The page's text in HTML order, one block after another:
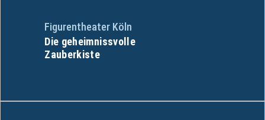
Figurentheater Köln
Die geheimnissvolle
Zauberkiste